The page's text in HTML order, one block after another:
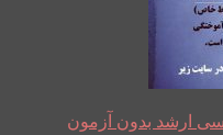
ارشد بدون آزمون